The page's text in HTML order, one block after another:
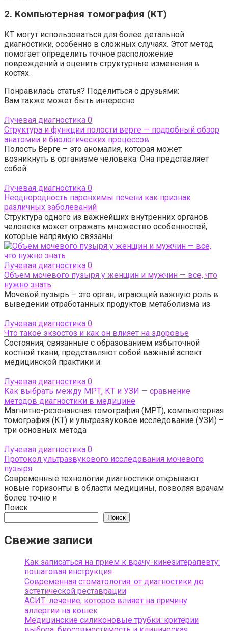
2. Компьютерная томография (КТ)
КТ могут использоваться для более детальной
диагностики, особенно в сложных случаях. Этот метод
помогает определить точное расположение
повреждений и оценить структурные изменения в
костях.
Понравилась статья? Поделиться с друзьями:
Вам также может быть интересно
Лучевая диагностика 0
Структура и функции полости верге — подробный обзор
анатомии и биологических процессов
Полость Верге – это аномалия, которая может
возникнуть в организме человека. Она представляет
собой
Лучевая диагностика 0
Неоднородность паренхимы печени как признак
различных заболеваний
Структура одного из важнейших внутренних органов
человека может отражать множество особенностей,
которые напрямую связаны
Лучевая диагностика 0
Объем мочевого пузыря у женщин и мужчин — все, что
нужно знать
Мочевой пузырь – это орган, играющий важную роль в
выведении отработанных продуктов метаболизма из
Лучевая диагностика 0
Что такое экзостоз и как он влияет на здоровье
Состояния, связанные с образованием избыточной
костной ткани, представляют собой важный аспект
медицинской практики и
Лучевая диагностика 0
Как выбрать между МРТ, КТ и УЗИ — сравнение
методов диагностики в медицине
Магнитно-резонансная томография (МРТ), компьютерная
томография (КТ) и ультразвуковое исследование (УЗИ) –
три основных метода
Лучевая диагностика 0
Протокол ультразвукового исследования мочевого
пузыря
Современные технологии диагностики открывают
новые горизонты в области медицины, позволяя врачам
более точно и
Поиск
Поиск
Свежие записи
Как записаться на прием к врачу-кинезитерапевту:
пошаговая инструкция
Современная стоматология: от диагностики до
эстетической реставрации
АСИТ: лечение, которое влияет на причину
аллергии на кошек
Медицинские силиконовые трубки: критерии